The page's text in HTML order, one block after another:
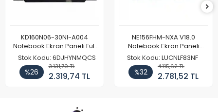
KD160N06-30NI-A004
Notebook Ekran Paneli Full
HD
Stok Kodu: 6DJHYNMQCS
%26
3.131,70 TL
2.319,74 TL
NE156FHM-NXA V18.0
Notebook Ekran Paneli
144Hz
Stok Kodu: LUCNLF83NF
%32
4.115,62 TL
2.781,52 TL